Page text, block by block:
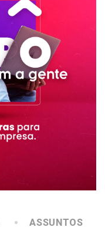
ASSUNTOS